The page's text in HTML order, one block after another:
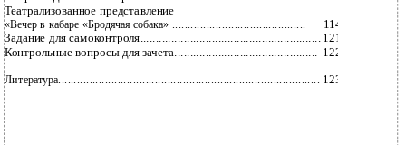
Театрализованное представление
«Вечер в кабаре «Бродячая собака» ........................................... 114
Задание для самоконтроля.......................................................... 121
Контрольные вопросы для зачета.............................................. 122
Литература.................................................................................... 123